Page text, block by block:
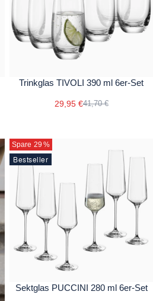
Trinkglas TIVOLI 390 ml 6er-Set
29,95 €41,70 €
Spare 29 %
Bestseller
Sektglas PUCCINI 280 ml 6er-Set